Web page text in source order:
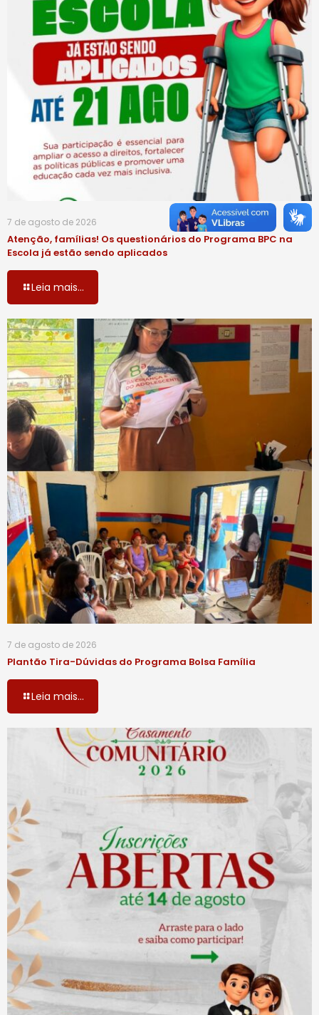
7 de agosto de 2026
Atenção, famílias! Os questionários do Programa BPC na
Escola já estão sendo aplicados
Leia mais...
7 de agosto de 2026
Plantão Tira-Dúvidas do Programa Bolsa Família
Leia mais...